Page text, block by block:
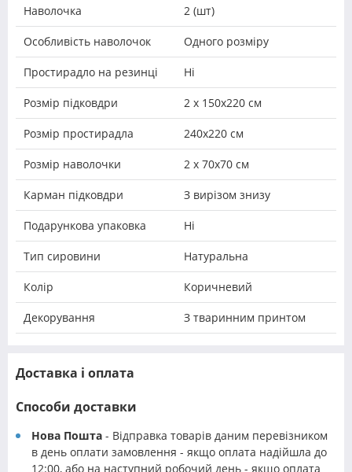
Наволочка 2 (шт)
Особливість наволочок Одного розміру
Простирадло на резинці Ні
Розмір підковдри 2 х 150х220 см
Розмір простирадла 240х220 см
Розмір наволочки 2 х 70х70 см
Карман підковдри З вирізом знизу
Подарункова упаковка Ні
Тип сировини Натуральна
Колір Коричневий
Декорування З тваринним принтом
Доставка і оплата
Способи доставки
Нова Пошта - Відправка товарів даним перевізником
в день оплати замовлення - якщо оплата надійшла до
12:00, або на наступний робочий день - якщо оплата